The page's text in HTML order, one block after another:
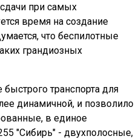
при самых
время на создание
что беспилотные
грандиозных
транспорта для
динамичной, и позволило
в единое
"Сибирь" - двухполосные,